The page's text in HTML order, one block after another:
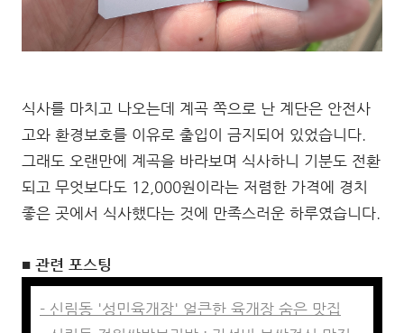
식사를 마치고 나오는데 계곡 쪽으로 난 계단은 안전사
고와 환경보호를 이유로 출입이 금지되어 있었습니다.
그래도 오랜만에 계곡을 바라보며 식사하니 기분도 전환
되고 무엇보다도 12,000원이라는 저렴한 가격에 경치
좋은 곳에서 식사했다는 것에 만족스러운 하루였습니다.
■ 관련 포스팅
- 신림동 '성민육개장' 얼큰한 육개장 숨은 맛집